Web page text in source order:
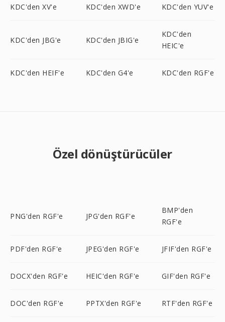
KDC'den XV'e KDC'den XWD'e KDC'den YUV'e
KDC'den JBG'e KDC'den JBIG'e
KDC'den
HEIC'e
KDC'den HEIF'e KDC'den G4'e KDC'den RGF'e
Özel dönüştürücüler
PNG'den RGF'e JPG'den RGF'e
BMP'den
RGF'e
PDF'den RGF'e JPEG'den RGF'e JFIF'den RGF'e
DOCX'den RGF'e HEIC'den RGF'e GIF'den RGF'e
DOC'den RGF'e PPTX'den RGF'e RTF'den RGF'e